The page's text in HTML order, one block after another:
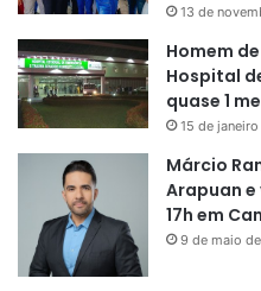
13 de
Homem
Hospital
quase 1
15 de
Márcio
Arapuan
17h em
9 de maio